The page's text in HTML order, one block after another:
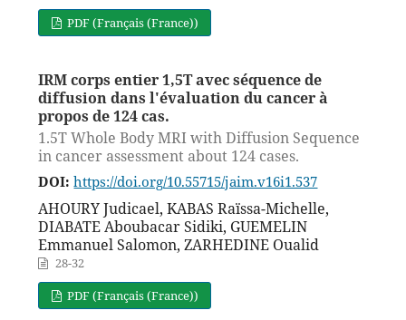
PDF (Français (France))
IRM corps entier 1,5T avec séquence de
diffusion dans l'évaluation du cancer à
propos de 124 cas.
1.5T Whole Body MRI with Diffusion Sequence
in cancer assessment about 124 cases.
DOI: https://doi.org/10.55715/jaim.v16i1.537
AHOURY Judicael, KABAS Raïssa-Michelle,
DIABATE Aboubacar Sidiki, GUEMELIN
Emmanuel Salomon, ZARHEDINE Oualid
28-32
PDF (Français (France))